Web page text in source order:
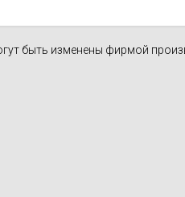
быть изменены фирмой